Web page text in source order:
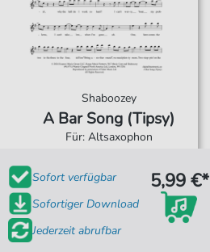
Shaboozey
A Bar Song (Tipsy)
Für: Altsaxophon
Sofort verfügbar
Sofortiger Download
Jederzeit abrufbar
5,99 €*